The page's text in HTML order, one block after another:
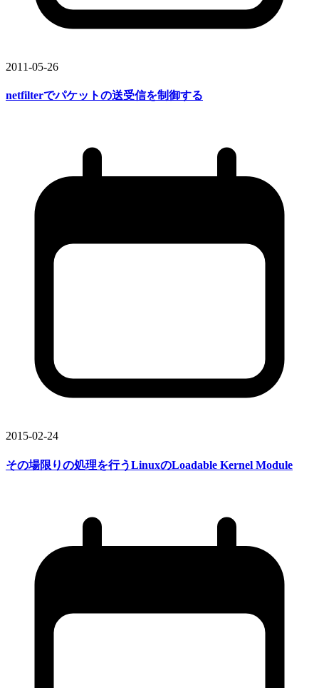
2011-05-26
netfilterでパケットの送受信を制御する
2015-02-24
その場限りの処理を行うLinuxのLoadable Kernel Module